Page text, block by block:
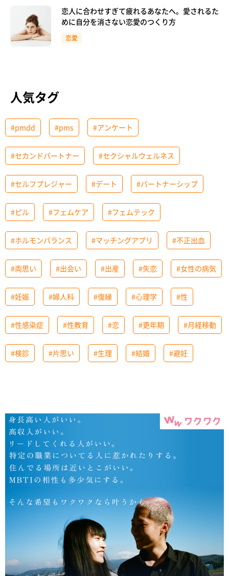
恋人に合わせすぎて疲れるあなたへ。愛されるた
めに自分を消さない恋愛のつくり方
恋愛
人気タグ
#pmdd #pms #アンケート
#セカンドパートナー #セクシャルウェルネス
#セルフプレジャー #デート #パートナーシップ
#ピル #フェムケア #フェムテック
#ホルモンバランス #マッチングアプリ #不正出血
#両思い #出会い #出産 #失恋 #女性の病気
#妊娠 #婦人科 #復縁 #心理学 #性
#性感染症 #性教育 #恋 #更年期 #月経移動
#検診 #片思い #生理 #結婚 #避妊